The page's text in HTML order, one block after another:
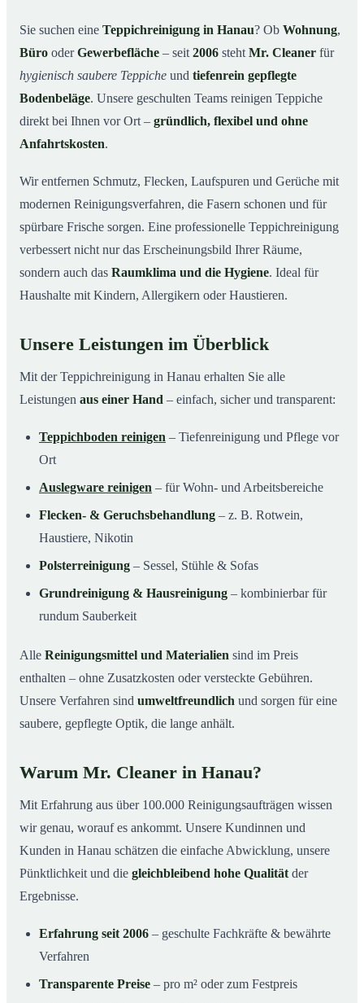
03Warum Mr. Cleaner in Hanau?
04Teppichreinigung in Hanau und Umgebung
05Jetzt Angebot einholen
Teppichreinigung in Hanau im Einsatz
Sie suchen eine Teppichreinigung in Hanau? Ob Wohnung,
Büro oderGewerbefläche – seit 2006 steht Mr. Cleaner für
hygienisch saubere Teppiche und tiefenrein gepflegte
Bodenbeläge. Unsere geschulten Teams reinigen Teppiche
direkt bei Ihnen vor Ort – gründlich, flexibel und ohne
Anfahrtskosten.
Wir entfernen Schmutz, Flecken, Laufspuren und Gerüche mit
modernen Reinigungsverfahren, die Fasern schonen und für
spürbare Frische sorgen. Eine professionelle Teppichreinigung
verbessert nicht nur das Erscheinungsbild Ihrer Räume,
sondern auch das Raumklima und die Hygiene. Ideal für
Haushalte mit Kindern, Allergikern oder Haustieren.
Unsere Leistungen im Überblick
Mit der Teppichreinigung in Hanau erhalten Sie alle
Leistungen aus einer Hand – einfach, sicher und transparent:
Teppichboden reinigen – Tiefenreinigung und Pflege vor
Ort
Auslegware reinigen – für Wohn- und Arbeitsbereiche
Flecken- & Geruchsbehandlung – z. B. Rotwein,
Haustiere, Nikotin
Polsterreinigung – Sessel, Stühle & Sofas
Grundreinigung & Hausreinigung – kombinierbar für
rundum Sauberkeit
Alle Reinigungsmittel und Materialien sind im Preis
enthalten – ohne Zusatzkosten oder versteckte Gebühren.
Unsere Verfahren sind umweltfreundlich und sorgen für eine
saubere, gepflegte Optik, die lange anhält.
Warum Mr. Cleaner in Hanau?
Mit Erfahrung aus über 100.000 Reinigungsaufträgen wissen
wir genau, worauf es ankommt. Unsere Kundinnen und
Kunden in Hanau schätzen die einfache Abwicklung, unsere
Pünktlichkeit und die gleichbleibend hohe Qualität der
Ergebnisse.
Erfahrung seit 2006 – geschulte Fachkräfte & bewährte
Verfahren
Transparente Preise – pro m² oder zum Festpreis